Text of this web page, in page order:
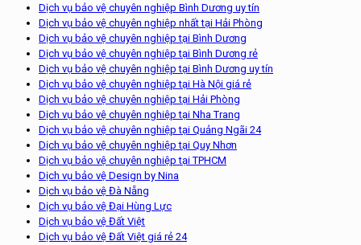
Dịch vụ bảo vệ chuyên nghiệp Bình Dương uy tín
Dịch vụ bảo vệ chuyên nghiệp nhất tại Hải Phòng
Dịch vụ bảo vệ chuyên nghiệp tại Bình Dương
Dịch vụ bảo vệ chuyên nghiệp tại Bình Dương rẻ
Dịch vụ bảo vệ chuyên nghiệp tại Bình Dương uy tín
Dịch vụ bảo vệ chuyên nghiệp tại Hà Nội giá rẻ
Dịch vụ bảo vệ chuyên nghiệp tại Hải Phòng
Dịch vụ bảo vệ chuyên nghiệp tại Nha Trang
Dịch vụ bảo vệ chuyên nghiệp tại Quảng Ngãi 24
Dịch vụ bảo vệ chuyên nghiệp tại Quy Nhơn
Dịch vụ bảo vệ chuyên nghiệp tại TPHCM
Dịch vụ bảo vệ Design by Nina
Dịch vụ bảo vệ Đà Nẵng
Dịch vụ bảo vệ Đại Hùng Lực
Dịch vụ bảo vệ Đất Việt
Dịch vụ bảo vệ Đất Việt giá rẻ 24